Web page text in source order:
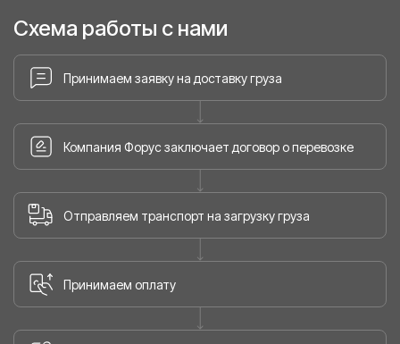
Схема работы с нами
Принимаем заявку на доставку груза
Компания Форус заключает договор о перевозке
Отправляем транспорт на загрузку груза
Принимаем оплату